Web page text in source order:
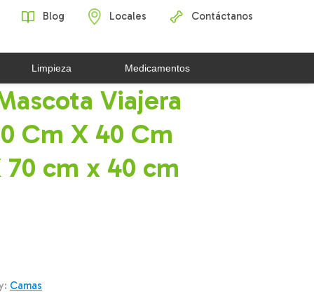
Blog Locales Contáctanos
Limpieza Medicamentos
Viajera
Cm X 40 Cm
70 cm x 40 cm
Camas